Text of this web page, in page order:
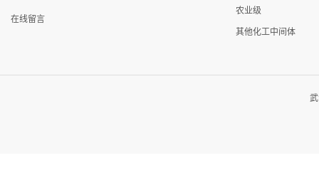
在线留言
农业级
其他化工中间体